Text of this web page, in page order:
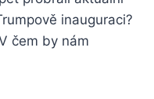
inauguraci?
čem by nám